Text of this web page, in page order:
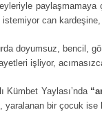
paylaşmamaya
istemiyor can
doyumsuz, bencil,
işliyor,
Kümbet Yaylası’nda
yaralanan bir çocuk ise